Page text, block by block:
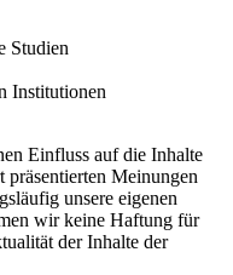
Studien
Institutionen
Einfluss auf die Inhalte
präsentierten Meinungen
unsere eigenen
wir keine Haftung für
der Inhalte der